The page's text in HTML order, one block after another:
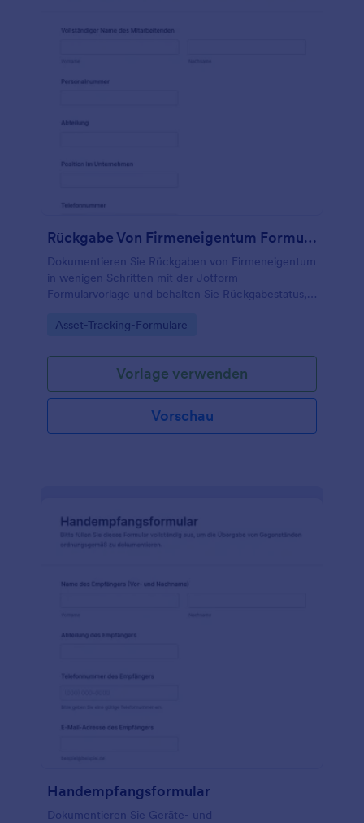
Rückgabe Von Firmeneigentum Formular
Dokumentieren Sie Rückgaben von Firmeneigentum
in wenigen Schritten mit der Jotform
Formularvorlage und behalten Sie Rückgabestatus,
IT und Führungskräfte im Blick.
Go to Category:
Asset-Tracking-Formulare
Vorlage verwenden
Vorschau
Handempfangsformular
Dokumentieren Sie Geräte- und